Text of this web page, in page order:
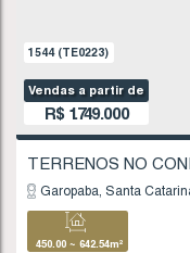
1544 (TE0223)
Vendas a partir de